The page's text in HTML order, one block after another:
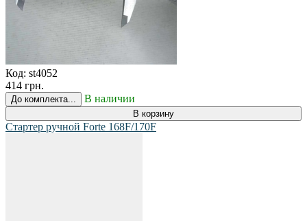
Код: st4052
414 грн.
До комплекта... В наличии
В корзину
Стартер ручной Forte 168F/170F